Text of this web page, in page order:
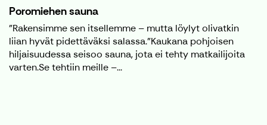
Poromiehen sauna
"Rakensimme sen itsellemme – mutta löylyt olivatkin
liian hyvät pidettäväksi salassa."Kaukana pohjoisen
hiljaisuudessa seisoo sauna, jota ei tehty matkailijoita
varten.Se tehtiin meille –...